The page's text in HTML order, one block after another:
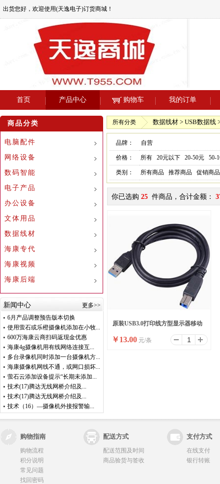
出货您好，欢迎使用(天逸电子)订货商城！
首页 产品中心 购物车 我的订单
商品分类
电脑配件
网络设备
数码智能
电子产品
办公设备
文体用品
数据线材
海康专代
海康视频
海康后端
新闻中心
更多>>
6月产品调整预告版本切换
使用萤石或乐橙摄像机添加在小牧...
600万海康云商扫码返现金优惠
海康4g摄像机用有线网络连接互...
多台录像机同时添加一台摄像机方...
海康摄像机网线不通，或网口损坏...
萤石云添加设备提示“长期未添加...
技术(17)腾达无线网桥介绍及...
技术(17)腾达无线网桥介绍及...
技术（16）—摄像机外接报警输...
所有分类 数据线材 > USB数据线
品牌： 自营
价格： 所有 20元以下 20-50元 50-
类别： 所有商品 推荐商品 促销商品
你已选购 25 件商品，合计金额：
原装USB3.0打印线方型显示器移动
硬盘数据上行线
￥13.00 元/条
购物指南 配送方式 支付方式
购物流程
积分说明
常见问题
找回密码
配送范围及时间
商品验货与签收
在线支付
银行转账